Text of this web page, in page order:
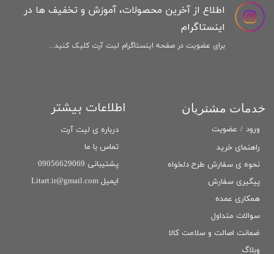
راهنمای خرید
نحوه ی سفارش طرح دلخواه
پیگیری سفارش
همکاری عمده
سوالات متداول
ضمانت اصالت و سلامت كالا
وبلاگ
خدمات مشتریان اطلاعات بیشتر
درباره ی لیت آرت
تماس با ما
پشتیبانی 09056629069
ایمیل Litart.ir@gmail.com
اطلاع از آخرین محصولات، آموزش و تخفیف ها در
اینستاگرام
برای عضویت در صفحه اینستاگرام لیت آرت کلیک کنید...
ورود / عضویت